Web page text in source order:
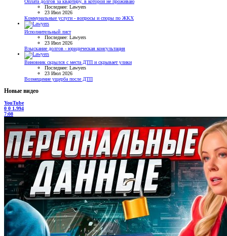
Оплата долгов за квартиру, в которой не проживаю
Последнее: Lawyers
23 Июл 2026
Коммунальные услуги - вопросы и споры по ЖКХ
Исполнительный лист
Последнее: Lawyers
23 Июл 2026
Взыскание долгов - юридическая консультация
Виновник скрылся с места ДТП и скрывает улики
Последнее: Lawyers
23 Июл 2026
Возмещение ущерба после ДТП
Новые видео
YouTube
0 0 1.994
7:08